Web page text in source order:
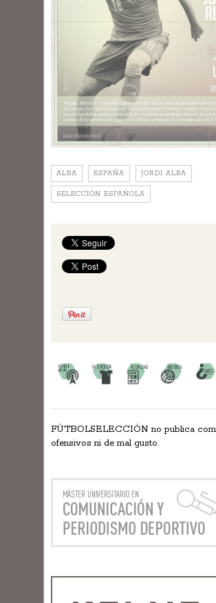
ALBA ESPAÑA JORDI ALBA
SELECCIÓN ESPAÑOLA
FÚTBOLSELECCIÓN no publica
ofensivos ni de mal gusto.